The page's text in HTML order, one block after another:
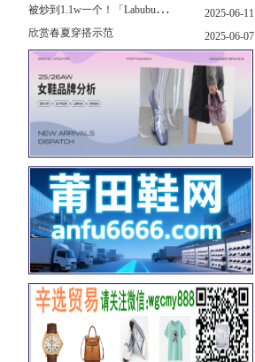
被
炒到1.1w一个！「Labubu x sacai」三方特殊联名曝光...
2025-06-11
欣赏春夏穿搭示范
2025-06-07